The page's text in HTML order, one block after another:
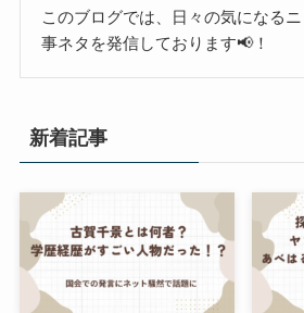
このブログでは、日々の気になる
事ネタを発信しております📢！
新着記事